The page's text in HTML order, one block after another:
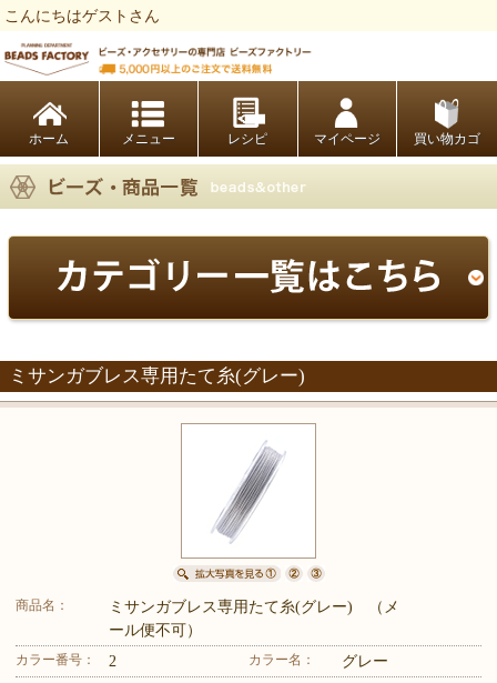
こんにちはゲストさん
ホーム レシピ マイページ 買い物カゴ
ミサンガブレス専用たて糸(グレー)
商品名：
ミサンガブレス専用たて糸(グレー) （メ
ール便不可）
カラー番号： 2 カラー名： グレー